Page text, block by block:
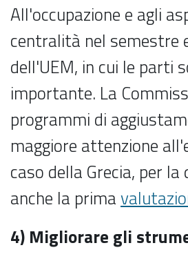
All'occupazione e agli
centralità nel semestre
dell'UEM, in cui le parti
importante. La
programmi di
maggiore attenzione
caso della Grecia, per
anche la prima
4) Migliorare gli